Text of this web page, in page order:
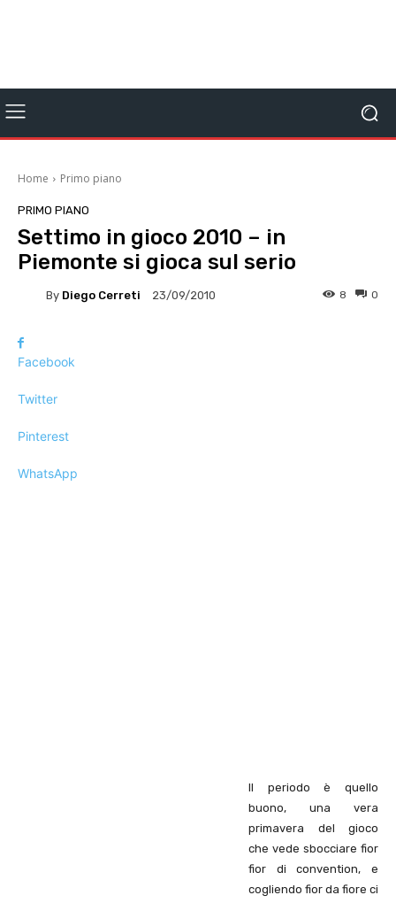
Home Primo piano
PRIMO PIANO
Settimo in gioco 2010 – in
Piemonte si gioca sul serio
By Diego Cerreti 23/09/2010 0
8
Facebook
Twitter
Pinterest
WhatsApp
Il periodo è quello
buono, una vera
primavera del gioco
che vede sbocciare fior
fior di convention, e
cogliendo fior da fiore ci